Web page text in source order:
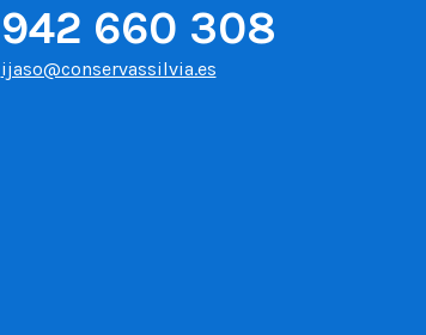
942 660 308
ijaso@conservassilvia.es